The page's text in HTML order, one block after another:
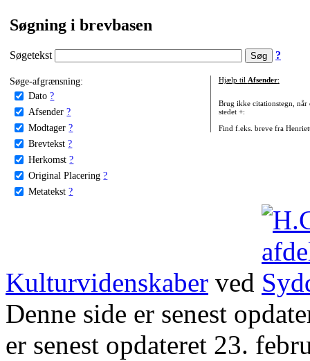
Søgning i brevbasen
Søgetekst ?
Søge-afgrænsning:
Dato ?
Afsender ?
Modtager ?
Brevtekst ?
Herkomst ?
Original Placering ?
Metatekst ?
Hjælp til Afsender:
Brug ikke citationstegn, når
stedet +:
Find f.eks. breve fra
Kulturvidenskaber ved
Denne side er senest
er senest opdateret 23.